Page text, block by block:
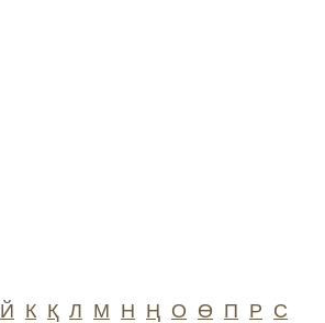
Й К Қ Л М Н Ң О Ө П Р С